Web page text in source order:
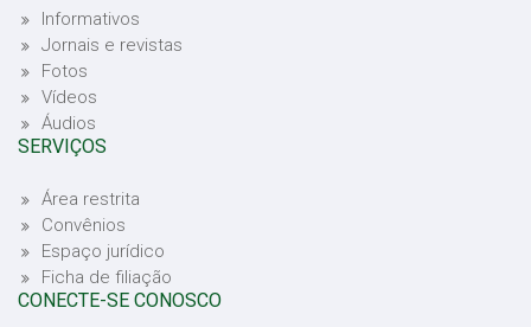
Informativos
Jornais e revistas
Fotos
Vídeos
Áudios
SERVIÇOS
Área restrita
Convênios
Espaço jurídico
Ficha de filiação
CONECTE-SE CONOSCO